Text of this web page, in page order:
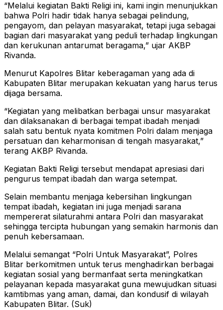
“Melalui kegiatan Bakti Religi ini, kami ingin menunjukkan
bahwa Polri hadir tidak hanya sebagai pelindung,
pengayom, dan pelayan masyarakat, tetapi juga sebagai
bagian dari masyarakat yang peduli terhadap lingkungan
dan kerukunan antarumat beragama,” ujar AKBP
Rivanda.
Menurut Kapolres Blitar keberagaman yang ada di
Kabupaten Blitar merupakan kekuatan yang harus terus
dijaga bersama.
“Kegiatan yang melibatkan berbagai unsur masyarakat
dan dilaksanakan di berbagai tempat ibadah menjadi
salah satu bentuk nyata komitmen Polri dalam menjaga
persatuan dan keharmonisan di tengah masyarakat,”
terang AKBP Rivanda.
Kegiatan Bakti Religi tersebut mendapat apresiasi dari
pengurus tempat ibadah dan warga setempat.
Selain membantu menjaga kebersihan lingkungan
tempat ibadah, kegiatan ini juga menjadi sarana
mempererat silaturahmi antara Polri dan masyarakat
sehingga tercipta hubungan yang semakin harmonis dan
penuh kebersamaan.
Melalui semangat “Polri Untuk Masyarakat”, Polres
Blitar berkomitmen untuk terus menghadirkan berbagai
kegiatan sosial yang bermanfaat serta meningkatkan
pelayanan kepada masyarakat guna mewujudkan situasi
kamtibmas yang aman, damai, dan kondusif di wilayah
Kabupaten Blitar. (Suk)